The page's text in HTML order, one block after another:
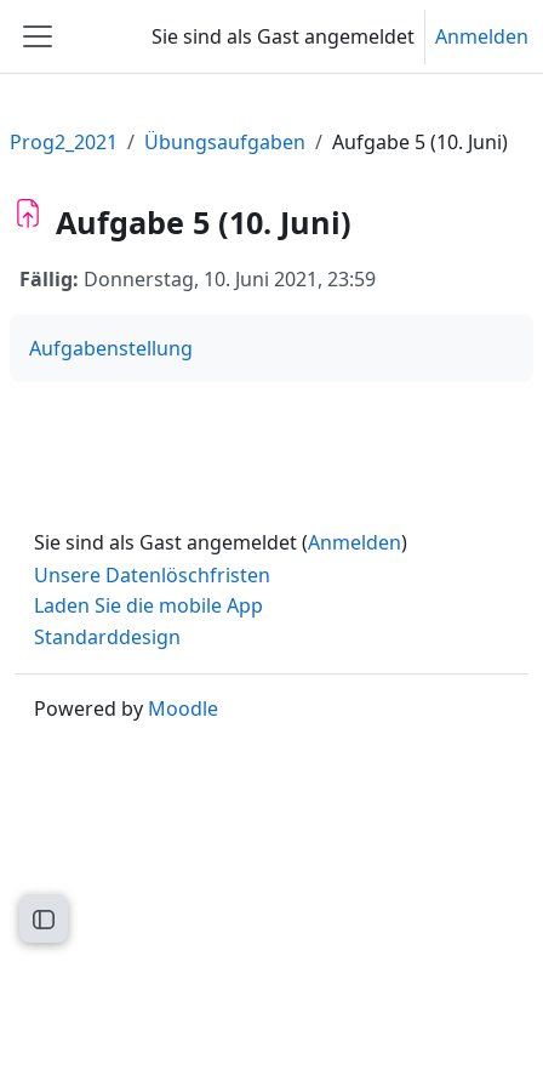
Website-Übersicht
Sie sind als Gast angemeldet Anmelden
Kursindex öffnen
Prog2_2021 Übungsaufgaben Aufgabe 5 (10. Juni)
Aufgabe 5 (10. Juni)
Fällig: Donnerstag, 10. Juni 2021, 23:59
Aufgabenstellung
Sie sind als Gast angemeldet (Anmelden)
Unsere Datenlöschfristen
Laden Sie die mobile App
Standarddesign
Powered by Moodle